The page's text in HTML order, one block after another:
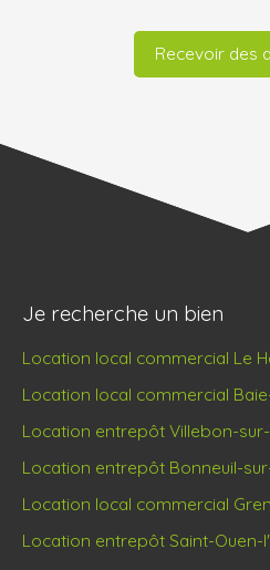
Recevoir des
Je recherche un bien
Location local commercial Le
Location local commercial
Location entrepôt Villebon-sur-
Location entrepôt Bonneuil-
Location local commercial
Location entrepôt Saint-Ouen-